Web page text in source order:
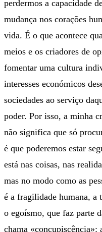
perdermos a capacidade
mudança nos corações
vida. É o que acontece
meios e os criadores de
fomentar uma cultura
interesses económicos
sociedades ao serviço
poder. Por isso, a minha
não significa que só
é que poderemos estar
está nas coisas, nas
mas no modo como as
é a fragilidade humana, a
o egoísmo, que faz parte
chama «concupiscência»: